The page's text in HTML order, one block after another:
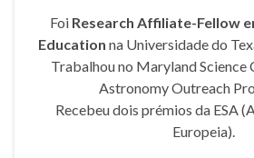
Foi Research Affiliate-Fellow
Education na Universidade do
Trabalhou no Maryland Science
Astronomy Outreach
Recebeu dois prémios da ESA
Europeia).